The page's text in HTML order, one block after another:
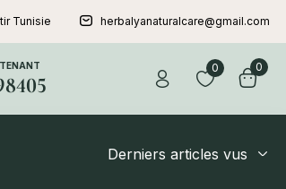
Tunisie herbalyanaturalcare@gmail.com
0 0
Derniers articles vus